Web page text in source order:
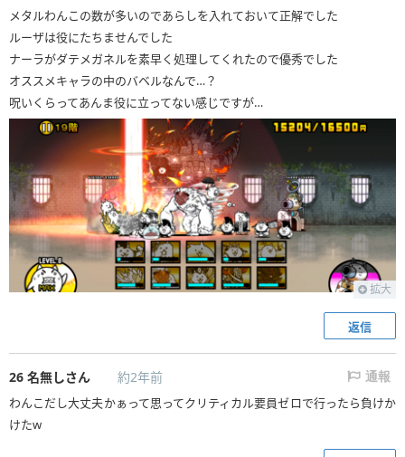
メタルわんこの数が多いのであらしを入れておいて正解でした
ルーザは役にたちませんでした
ナーラがダテメガネルを素早く処理してくれたので優秀でした
オススメキャラの中のバベルなんで…？
呪いくらってあんま役に立ってない感じですが…
拡大
返信
26 名無しさん 約2年前 通報
わんこだし大丈夫かぁって思ってクリティカル要員ゼロで行ったら負けか
けたw